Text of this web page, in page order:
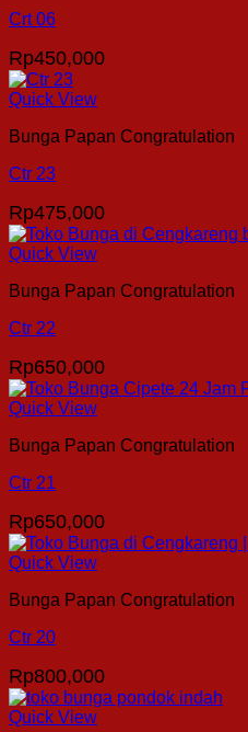
Crt 06
Rp450,000
Quick View
Bunga Papan Congratulation
Ctr 23
Rp475,000
Quick View
Bunga Papan Congratulation
Ctr 22
Rp650,000
Quick View
Bunga Papan Congratulation
Ctr 21
Rp650,000
Quick View
Bunga Papan Congratulation
Ctr 20
Rp800,000
Quick View